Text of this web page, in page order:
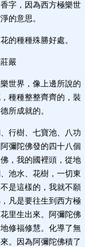
字，因為西方極樂世
的意思。
的種種殊勝好處。
嚴
世界，像上邊所說的
種種整整齊齊的，裝
所成就的。
行樹、七寶池、八功
彌陀佛發的四十八個
，我的國裡頭，從地
池水、花樹，一切東
是這樣的，我就不願
凡是要往生到西方極
里生出來。阿彌陀佛
修福修慧。化導了無
。因為阿彌陀佛積了